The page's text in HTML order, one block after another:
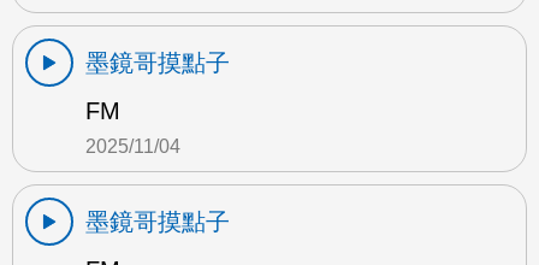
墨鏡哥摸點子
FM
2025/11/04
墨鏡哥摸點子